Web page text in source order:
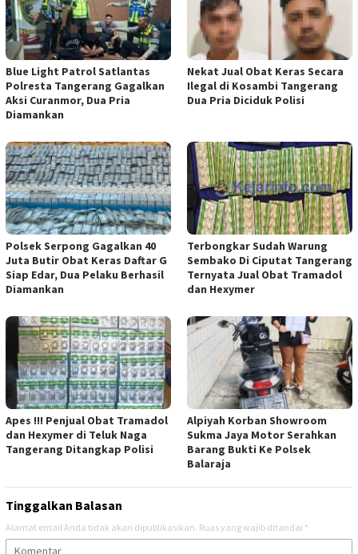
Blue Light Patrol Satlantas
Polresta Tangerang Gagalkan
Aksi Curanmor, Dua Pria
Diamankan
Nekat Jual Obat Keras Secara
Ilegal di Kosambi Tangerang
Dua Pria Diciduk Polisi
Polsek Serpong Gagalkan 40
Juta Butir Obat Keras Daftar G
Siap Edar, Dua Pelaku Berhasil
Diamankan
Terbongkar Sudah Warung
Sembako Di Ciputat Tangerang
Ternyata Jual Obat Tramadol
dan Hexymer
Apes !!! Penjual Obat Tramadol
dan Hexymer di Teluk Naga
Tangerang Ditangkap Polisi
Alpiyah Korban Showroom
Sukma Jaya Motor Serahkan
Barang Bukti Ke Polsek
Balaraja
Tinggalkan Balasan
Alamat email Anda tidak akan dipublikasikan. Ruas yang wajib ditandai *